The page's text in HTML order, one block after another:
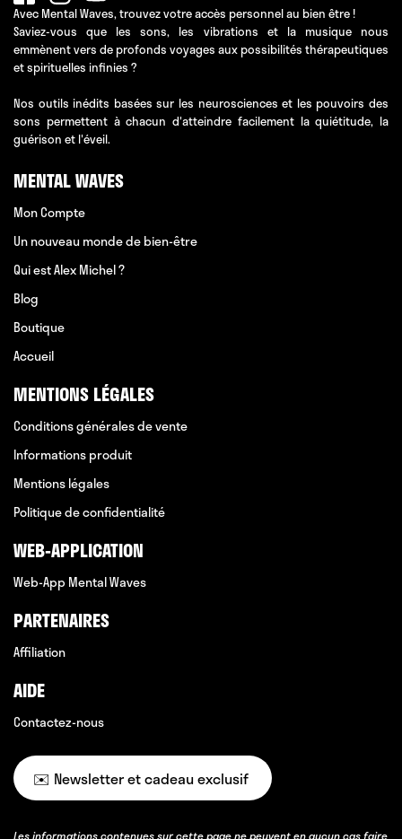
Avec Mental Waves, trouvez votre accès personnel au bien être !
Saviez-vous que les sons, les vibrations et la musique nous
emmènent vers de profonds voyages aux possibilités thérapeutiques
et spirituelles infinies ?
Nos outils inédits basées sur les neurosciences et les pouvoirs des
sons permettent à chacun d'atteindre facilement la quiétitude, la
guérison et l'éveil.
MENTAL WAVES
Mon Compte
Un nouveau monde de bien-être
Qui est Alex Michel ?
Blog
Boutique
Accueil
MENTIONS LÉGALES
Conditions générales de vente
Informations produit
Mentions légales
Politique de confidentialité
WEB-APPLICATION
Web-App Mental Waves
PARTENAIRES
Affiliation
AIDE
Contactez-nous
✉️ Newsletter et cadeau exclusif
Les informations contenues sur cette page ne peuvent en aucun cas faire